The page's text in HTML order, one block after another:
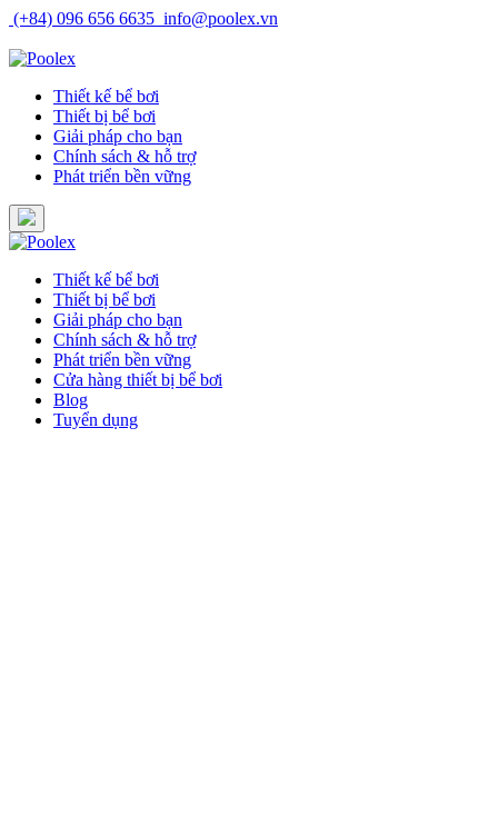
Skip
content
(+84) 096 656 6635 info@poolex.vn
Thiết kế bể bơi
Thiết bị bể bơi
Giải pháp cho bạn
Chính sách & hỗ trợ
Phát triển bền vững
Thiết kế bể bơi
Thiết bị bể bơi
Giải pháp cho bạn
Chính sách & hỗ trợ
Phát triển bền vững
Cửa hàng thiết bị bể bơi
Blog
Tuyển dụng